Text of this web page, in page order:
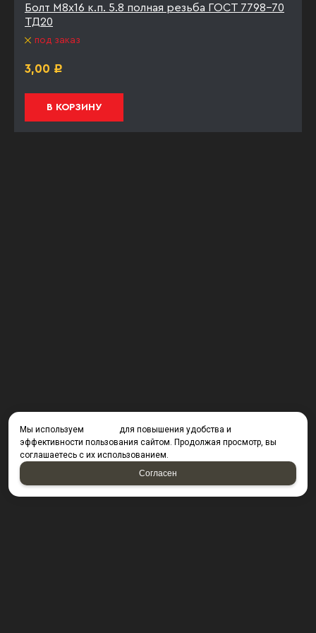
Болт М8х16 к.п. 5.8 полная резьба ГОСТ 7798-70
ТД20
под заказ
3,00 Р
В КОРЗИНУ
Мы используем
для повышения удобства и
эффективности пользования сайтом. Продолжая просмотр, вы
соглашаетесь с их использованием.
Согласен